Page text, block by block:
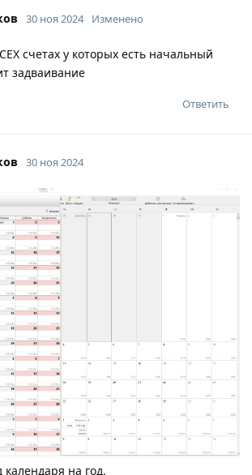
30 ноя 2024 Изменено
счетах у которых есть начальный
задваивание
Ответить
30 ноя 2024
на год.